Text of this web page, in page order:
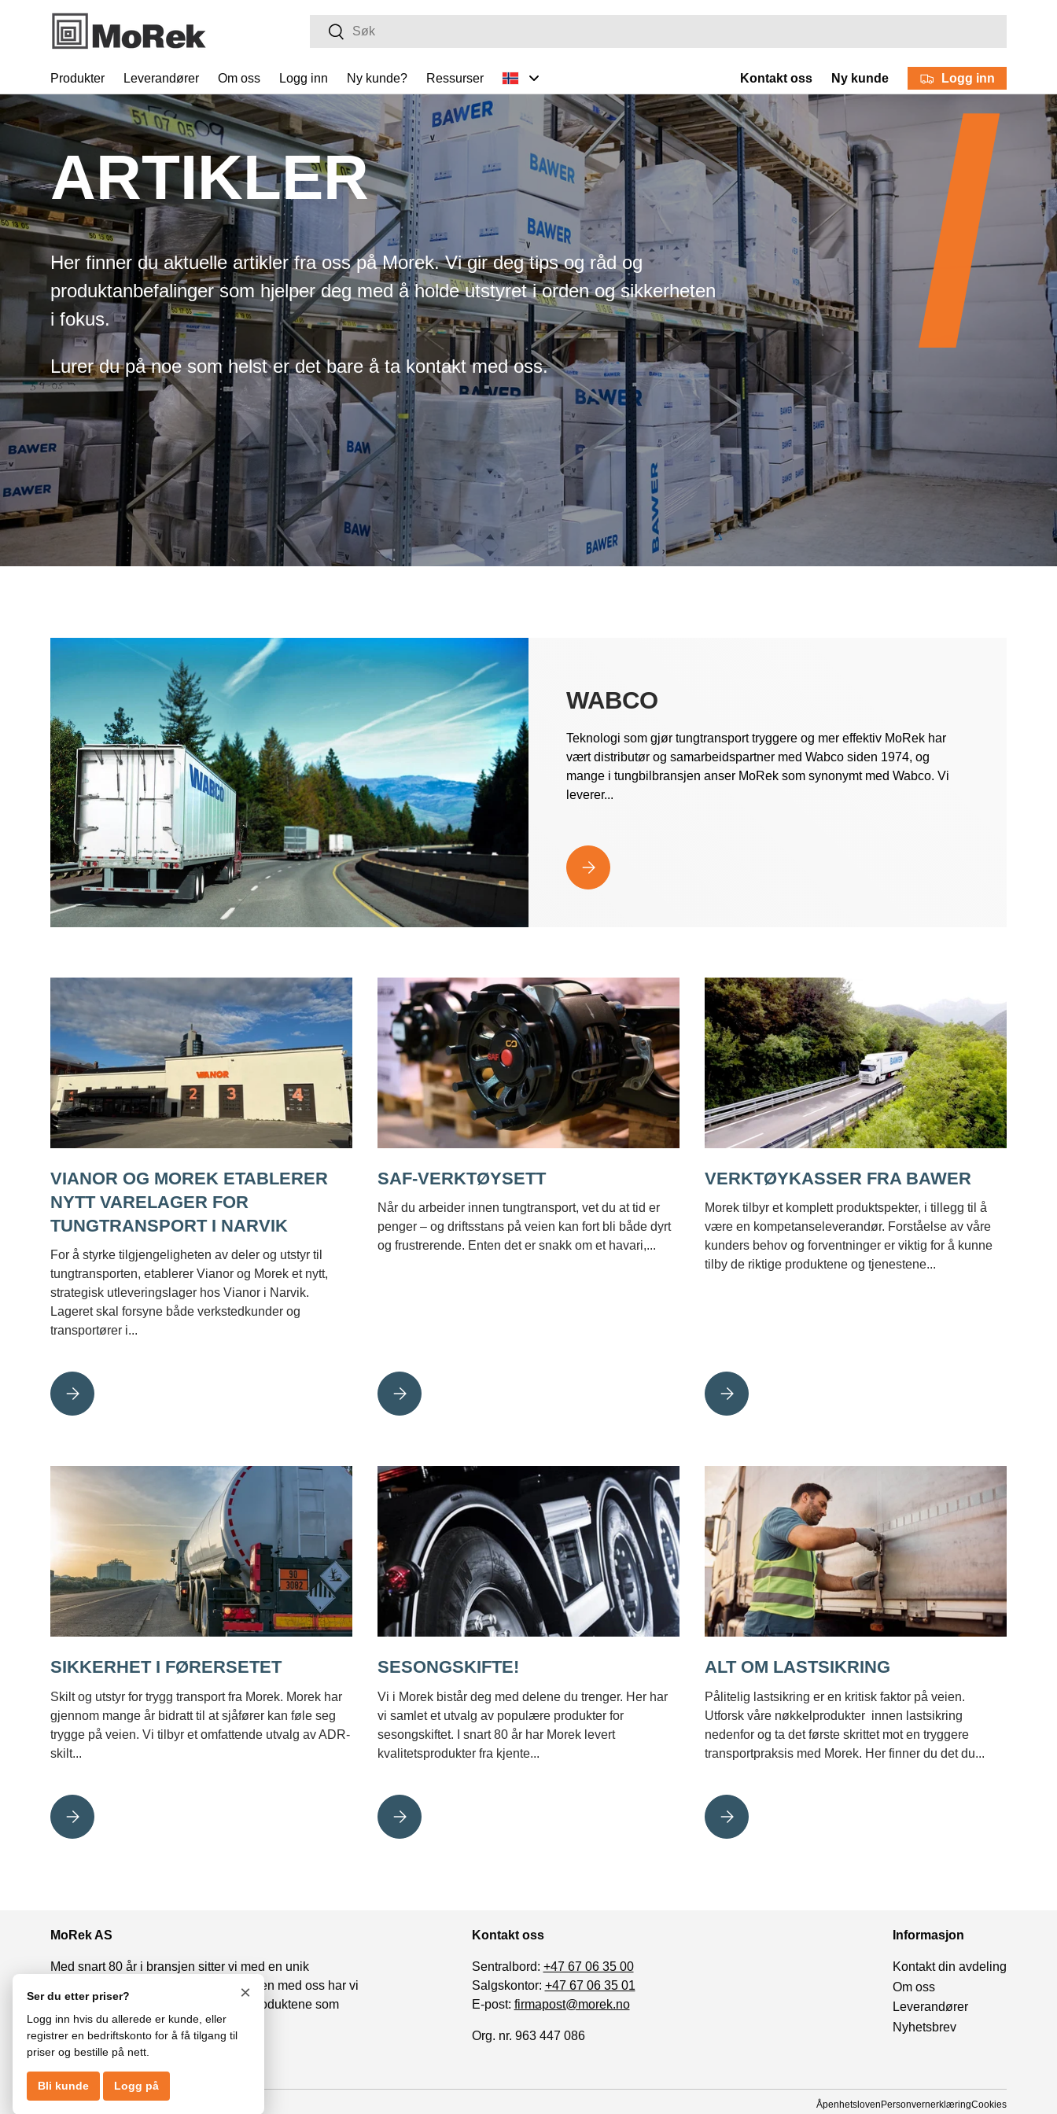
HOPP TIL INNHOLDET SøkSøk
Produkter Leverandører Om oss Logg inn Ny kunde? Ressurser Kontakt oss Ny kunde Logg inn
ARTIKLER
Her finner du aktuelle artikler fra oss på Morek. Vi gir deg tips og råd og
produktanbefalinger som hjelper deg med å holde utstyret i orden og sikkerheten
i fokus.
Lurer du på noe som helst er det bare å ta kontakt med oss.
WABCO
Teknologi som gjør tungtransport tryggere og mer effektiv MoRek har
vært distributør og samarbeidspartner med Wabco siden 1974, og
mange i tungbilbransjen anser MoRek som synonymt med Wabco. Vi
leverer...
WABCO
VIANOR OG MOREK ETABLERER
NYTT VARELAGER FOR
TUNGTRANSPORT I NARVIK
For å styrke tilgjengeligheten av deler og utstyr til
tungtransporten, etablerer Vianor og Morek et nytt,
strategisk utleveringslager hos Vianor i Narvik.
Lageret skal forsyne både verkstedkunder og
transportører i...
VIANOR OG MOREK ETABLERER NYTT VARELAGER FOR TUNGTRANSPORT I NARVIK
SAF-VERKTØYSETT
Når du arbeider innen tungtransport, vet du at tid er
penger – og driftsstans på veien kan fort bli både dyrt
og frustrerende. Enten det er snakk om et havari,...
SAF-VERKTØYSETT
VERKTØYKASSER FRA BAWER
Morek tilbyr et komplett produktspekter, i tillegg til å
være en kompetanseleverandør. Forståelse av våre
kunders behov og forventninger er viktig for å kunne
tilby de riktige produktene og tjenestene...
VERKTØYKASSER FRA BAWER
SIKKERHET I FØRERSETET
Skilt og utstyr for trygg transport fra Morek. Morek har
gjennom mange år bidratt til at sjåfører kan føle seg
trygge på veien. Vi tilbyr et omfattende utvalg av ADR-
skilt...
SIKKERHET I FØRERSETET
SESONGSKIFTE!
Vi i Morek bistår deg med delene du trenger. Her har
vi samlet et utvalg av populære produkter for
sesongskiftet. I snart 80 år har Morek levert
kvalitetsprodukter fra kjente...
SESONGSKIFTE!
ALT OM LASTSIKRING
Pålitelig lastsikring er en kritisk faktor på veien.
Utforsk våre nøkkelprodukter innen lastsikring
nedenfor og ta det første skrittet mot en tryggere
transportpraksis med Morek. Her finner du det du...
ALT OM LASTSIKRING
MoRek AS
Med snart 80 år i bransjen sitter vi med en unik
fagkunnskap om bil og henger. Sammen med oss har vi
de beste leverandørene og kvalitetsproduktene som
gjør det mulig å velge det beste.
FacebookInstagramLinkedIn
Kontakt oss
Sentralbord: +47 67 06 35 00
Salgskontor: +47 67 06 35 01
E-post: firmapost@morek.no
Org. nr. 963 447 086
Informasjon
Kontakt din avdeling
Om oss
Leverandører
Nyhetsbrev
Åpenhetsloven PersonvernerklæringCookies
×
Ser du etter priser?
Logg inn hvis du allerede er kunde, eller
registrer en bedriftskonto for å få tilgang til
priser og bestille på nett.
Bli kunde Logg på